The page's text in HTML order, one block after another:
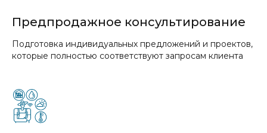
Предпродажное консультирование
Подготовка индивидуальных предложений и проектов,
которые полностью соответствуют запросам клиента